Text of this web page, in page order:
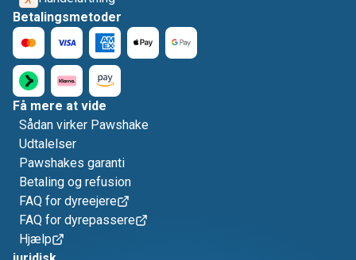
Betalingsmetoder
Få mere at vide
Sådan virker Pawshake
Udtalelser
Pawshakes garanti
Betaling og refusion
FAQ for dyreejere
FAQ for dyrepassere
Hjælp